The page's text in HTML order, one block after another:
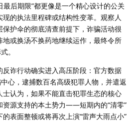
最后期限”都更像是一个精心设计的公关
的执法里程碑或结构性变革。观察人
护伞的彻底清查前提下，诈骗活动很
或换汤不换药地继续运作，最终令所
。
诈行动确实进入高压阶段：官方数据
心，逮捕数百名高级犯罪人物，并遣返
士认为，如果不能直击犯罪生态的核心
源支持的本土势力——短期内的“清零”
表面整顿或将再次上演“雷声大雨点小”